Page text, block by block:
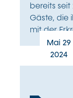
bereits
Gäste, die
mit der
Mai 29
2024